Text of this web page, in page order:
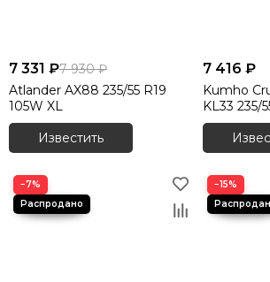
7 331 ₽7 930 ₽
Atlander AX88 235/55 R19
105W XL
Известить
7 416 ₽
Kumho
KL33 235/
−7% −15%